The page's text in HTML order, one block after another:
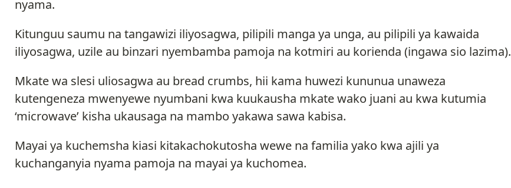
nyama.
Kitunguu saumu na tangawizi iliyosagwa, pilipili manga ya unga, au pilipili ya kawaida
iliyosagwa, uzile au binzari nyembamba pamoja na kotmiri au korienda (ingawa sio lazima).
Mkate wa slesi uliosagwa au bread crumbs, hii kama huwezi kununua unaweza
kutengeneza mwenyewe nyumbani kwa kuukausha mkate wako juani au kwa kutumia
‘microwave’ kisha ukausaga na mambo yakawa sawa kabisa.
Mayai ya kuchemsha kiasi kitakachokutosha wewe na familia yako kwa ajili ya
kuchanganyia nyama pamoja na mayai ya kuchomea.